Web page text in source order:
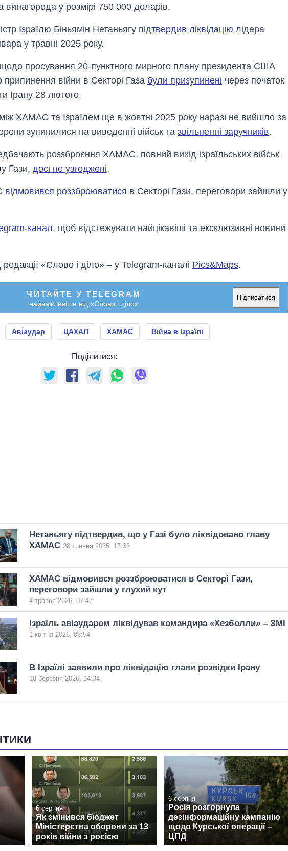
винагорода у розмірі 750 000 доларів.
Ізраїлю Біньямін Нетаньягу підтвердив ліквідацію лідера
у травні 2025 року.
просування 20-пунктного мирного плану президента США
війни в Секторі Газа були призупинені через початок
Ірану 28 лютого.
ХАМАС та Ізраїлем ще в жовтні 2025 року наразі не вийшло за
зупинилися на виведенні військ та звільненні заручників.
роззброєння ХАМАС, повний вихід ізраїльських військ
Гази, досі не узгоджені.
відмовився роззброюватися в Секторі Гази, переговори зайшли у
канал, щоб відстежувати найцікавіші та ексклюзивні новини
редакції «Слово і діло» – у Telegram-каналі Pics&Maps.
ЧИТАЙТЕ У TELEGRAM
найважливіше від «Слово і діло»
Підписатися
Авіаудар ЦАХАЛ ХАМАС Війна в Ізраїлі
Поділитися:
Нетаньягу підтвердив, що у Газі було ліквідовано главу
ХАМАС 28 травня 2025, 17:33
ХАМАС відмовився роззброюватися в Секторі Гази,
переговори зайшли у глухий кут
4 травня 2026, 07:47
Ізраїль авіаударом ліквідував командира «Хезболли» – ЗМІ
1 квітня 2026, 09:54
В Ізраїлі заявили про ліквідацію глави розвідки Ірану
18 березня 2026, 14:34
6 серпня
Як змінився бюджет
Міністерства оборони за 13
років війни з росією
6 серпня
Росія розгорнула
дезінформаційну кампанію
щодо Курської операції –
ЦПД